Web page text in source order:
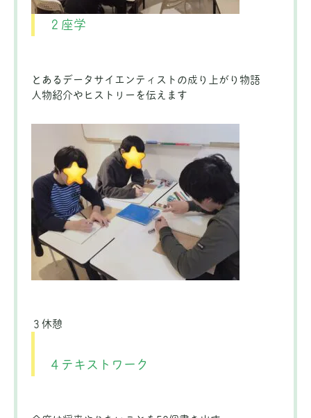
２座学
とあるデータサイエンティストの成り上がり物語
人物紹介やヒストリーを伝えます
３休憩
４テキストワーク